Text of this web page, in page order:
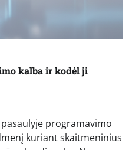
kalba ir kodėl ji
programavimo
kuriant skaitmeninius